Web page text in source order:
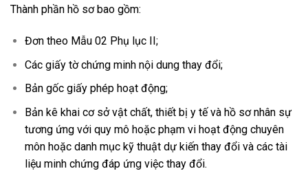
Thành phần hồ sơ bao gồm:
Đơn theo Mẫu 02 Phụ lục II;
Các giấy tờ chứng minh nội dung thay đổi;
Bản gốc giấy phép hoạt động;
Bản kê khai cơ sở vật chất, thiết bị y tế và hồ sơ nhân sự
tương ứng với quy mô hoặc phạm vi hoạt động chuyên
môn hoặc danh mục kỹ thuật dự kiến thay đổi và các tài
liệu minh chứng đáp ứng việc thay đổi.